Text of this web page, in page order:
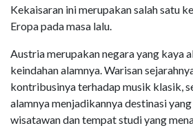
Kekaisaran ini merupakan salah satu
Eropa pada masa lalu.
Austria merupakan negara yang kaya
keindahan alamnya. Warisan
kontribusinya terhadap musik klasik,
alamnya menjadikannya destinasi
wisatawan dan tempat studi yang